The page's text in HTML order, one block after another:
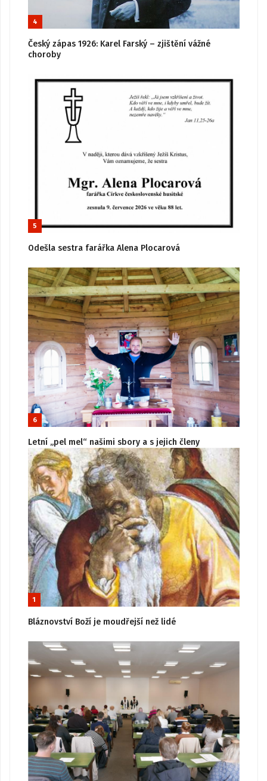
4
Český zápas 1926: Karel Farský – zjištění vážné
choroby
5
Odešla sestra farářka Alena Plocarová
6
Letní „pel mel“ našimi sbory a s jejich členy
1
Bláznovství Boží je moudřejší než lidé